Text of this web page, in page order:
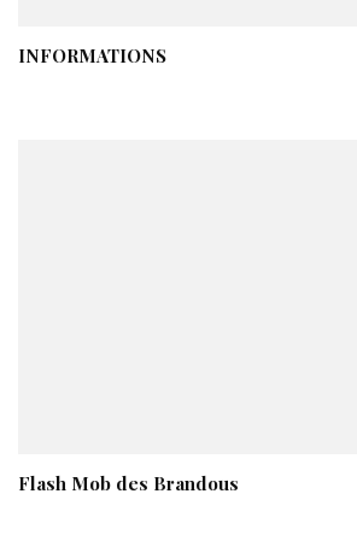
INFORMATIONS
Flash Mob des Brandous